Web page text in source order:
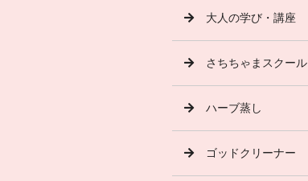
大人の学び・講座
さちちゃまスクール
ハーブ蒸し
ゴッドクリーナー